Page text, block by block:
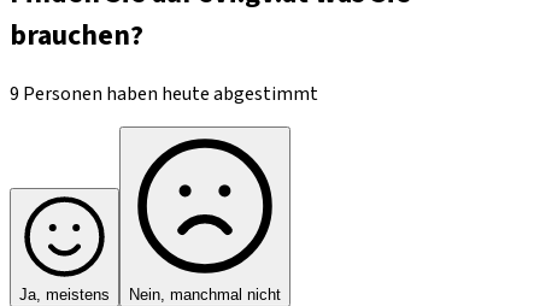
brauchen?
9 Personen haben heute abgestimmt
Ja, meistens Nein, manchmal nicht